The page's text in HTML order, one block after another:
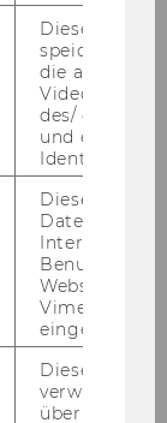
der Sat­
Wien
27. Juni
für Lehre
Bodo B.
ab Ver­laut­
Dieses Cookie
speichert
die aktuellen
des/ der
und einen
Dieses
Daten über
Interaktionen
Websites, auf
Vimeo-Video
eingebettet
Dieses
verwendet,
überprüfen,